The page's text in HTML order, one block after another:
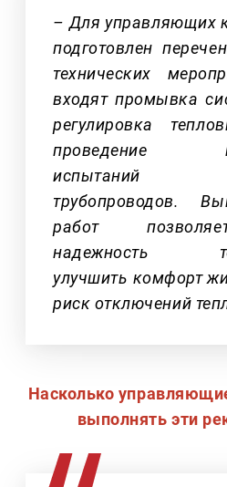
– Для управляющих
подготовлен
технических
входят промывка
регулировка
проведение
испытаний
трубопроводов.
работ
надежность
улучшить комфорт
риск отключений
Насколько
выполнять эти